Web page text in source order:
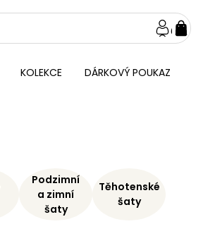
KOLEKCE DÁRKOVÝ POUKAZ
Podzimní
a zimní
šaty
Těhotenské
šaty